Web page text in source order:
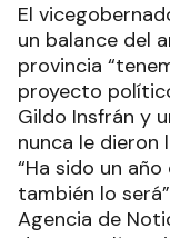
El
un balance del
provincia
proyecto
Gildo Insfrán y
nunca le dieron
“Ha sido un
también lo
Agencia de